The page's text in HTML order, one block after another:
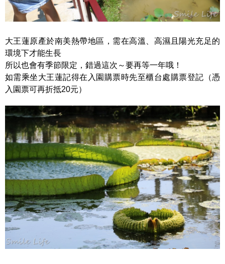
大王蓮原產於南美熱帶地區，需在高溫、高濕且陽光充足的
環境下才能生長
所以也會有季節限定，錯過這次～要再等一年哦！
如需乘坐大王蓮記得在入園購票時先至櫃台處購票登記（憑
入園票可再折抵20元）